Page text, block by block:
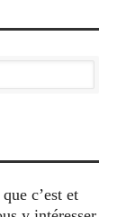
c’est et